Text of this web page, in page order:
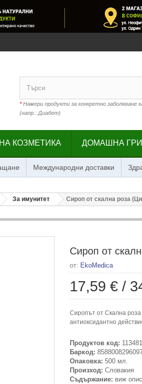
*Намери продукти за конкретно
(напр.: Диабет)
КОЗМЕТИКА ДОМАШНА
Международни доставки
За имунитет Сироп от скална роза
Сироп от
от: EkoMedica
17,59 € /
Сиропът от Скална роза
антиоксидантно
Продуктов код:
Баркод:
Опаковка: 500 мл.
Произход: Словакия
Съдържание: виж